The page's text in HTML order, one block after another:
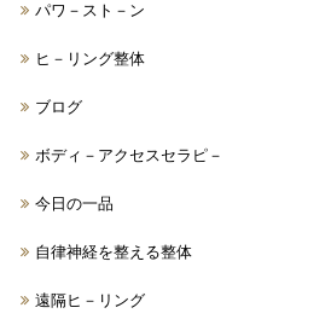
パワ－スト－ン
ヒ－リング整体
ブログ
ボディ－アクセスセラピ－
今日の一品
自律神経を整える整体
遠隔ヒ－リング